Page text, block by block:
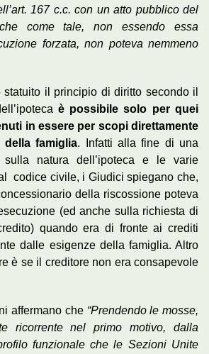
167 c.c. con un atto pubblico del
come tale, non essendo essa
forzata, non poteva nemmeno
il principio di diritto secondo il
è possibile solo per quei
in essere per scopi direttamente
della famiglia. Infatti alla fine di una
sulla natura dell’ipoteca e le varie
codice civile, i Giudici spiegano che,
della riscossione poteva
(ed anche sulla richiesta di
quando era di fronte ai crediti
dalle esigenze della famiglia. Altro
è se il creditore non era consapevole
affermano che “Prendendo le mosse,
ricorrente nel primo motivo, dalla
funzionale che le Sezioni Unite